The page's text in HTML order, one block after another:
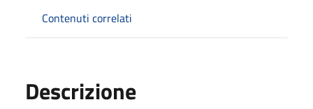
Contenuti correlati
Descrizione